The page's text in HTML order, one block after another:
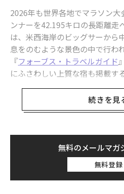
2026年も世界各地でマラソン
ンナーを42.195キロの長距離走
は、米西海岸のビッグサーから
息をのむような景色の中で行わ
『フォーブス・トラベルガイド
にふさわしい上質な宿も掲載する
2026年は、世界のマラソ
2026年は、世界のマラソン史に
が誕生から50年の節目を迎える
続きを見
無料のメールマガ
無料登録